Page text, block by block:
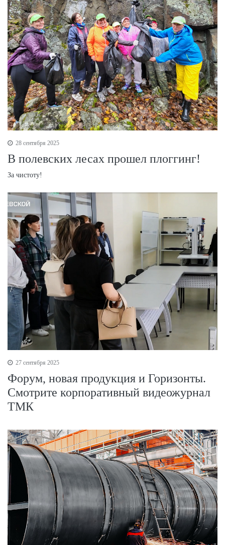
28 сентября 2025
В полевских лесах прошел плоггинг!
За чистоту!
27 сентября 2025
Форум, новая продукция и Горизонты.
Смотрите корпоративный видеожурнал
ТМК